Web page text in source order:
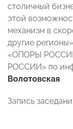
столичный
этой
механизм в
другие
«ОПОРЫ
РОССИИ» по
Волотовская.
Запись